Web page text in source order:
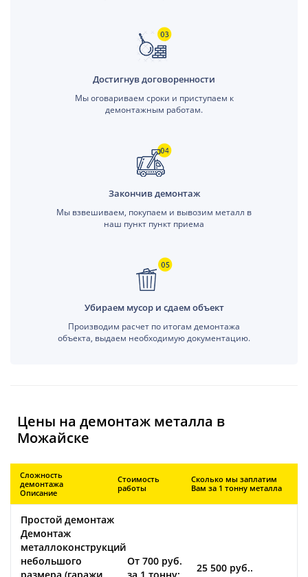
Достигнув договоренности
Мы оговариваем сроки и приступаем к
демонтажным работам.
Закончив демонтаж
Мы взвешиваем, покупаем и вывозим металл в
наш пункт пункт приема
Убираем мусор и сдаем объект
Производим расчет по итогам демонтажа
объекта, выдаем необходимую документацию.
Цены на демонтаж металла в
Можайске
Сложность
демонтажа
Описание
Стоимость
работы
Сколько мы заплатим
Вам за 1 тонну металла
Простой демонтаж
Демонтаж
металлоконструкций
небольшого
размера (гаражи,
От 700 руб.
за 1 тонну;
25 500 руб..